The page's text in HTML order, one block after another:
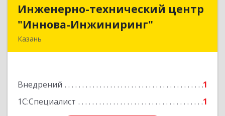
Инженерно-технический центр
"Иннова-Инжиниринг"
Казань
Внедрений
1
1С:Специалист
1
Инженерно-технический центр
"Иннова-Инжиниринг"
Подробнее